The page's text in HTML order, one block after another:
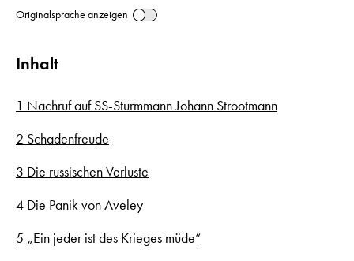
Originalsprache anzeigen
Inhalt
1 Nachruf auf SS-Sturmmann Johann Strootmann
2 Schadenfreude
3 Die russischen Verluste
4 Die Panik von Aveley
5 „Ein jeder ist des Krieges müde“